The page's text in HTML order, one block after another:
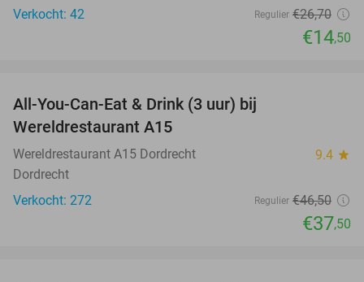
Verkocht: 42
Regulier €26,70
€14,50
All-You-Can-Eat & Drink (3 uur) bij
Wereldrestaurant A15
Wereldrestaurant A15 Dordrecht 9.4 star
Dordrecht
Verkocht: 272
Regulier €46,50
€37,50